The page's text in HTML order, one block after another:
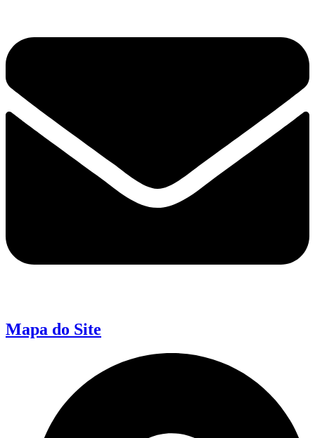
Mapa do Site